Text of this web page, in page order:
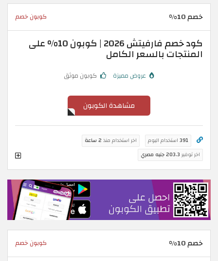
خصم 10% كوبون خصم
كود خصم فارفيتش 2026 | كوبون 10% على
المنتجات بالسعر الكامل
عروض مميزة كوبون موثق
مشاهدة الكوبون
391 استخدام اليوم اخر استخدام منذ 2 ساعة
اخر توفير 203.3 جنيه مصري
خصم 10% كوبون خصم